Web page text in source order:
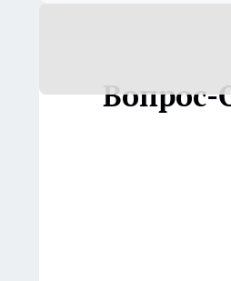
Вопрос-